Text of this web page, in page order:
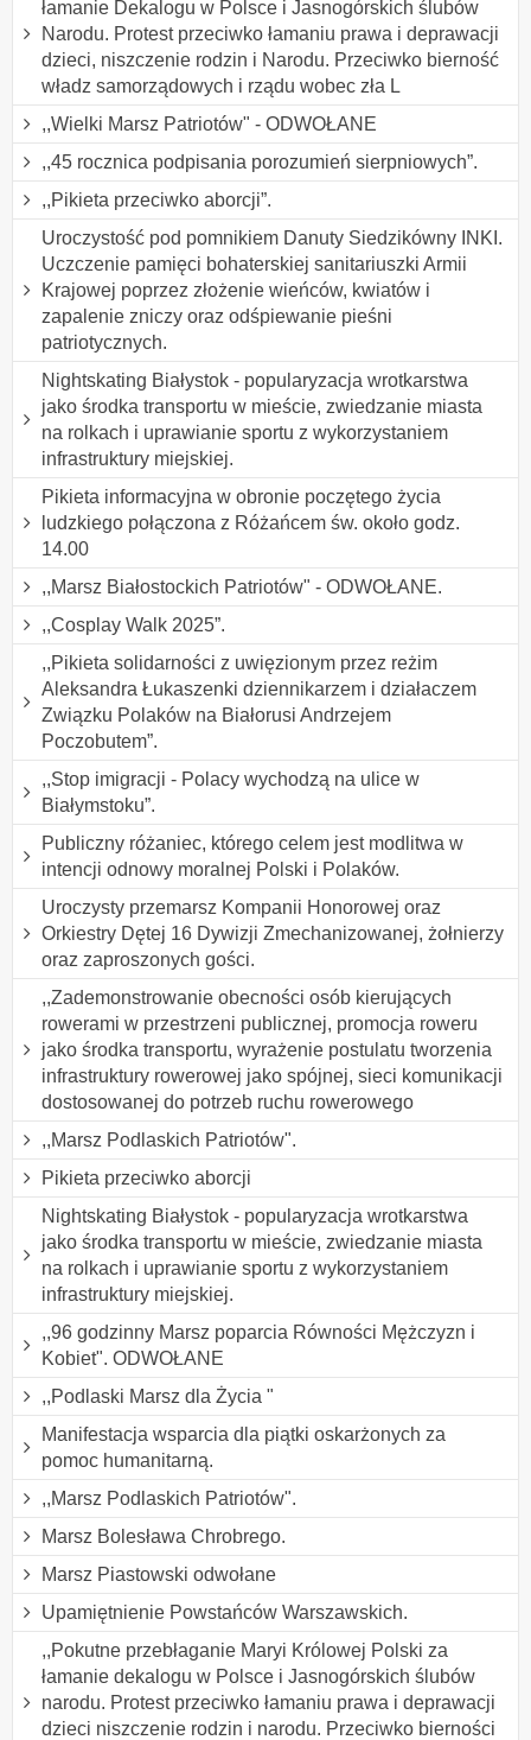
łamanie Dekalogu w Polsce i Jasnogórskich ślubów
Narodu. Protest przeciwko łamaniu prawa i deprawacji
dzieci, niszczenie rodzin i Narodu. Przeciwko bierność
władz samorządowych i rządu wobec zła L
,,Wielki Marsz Patriotów" - ODWOŁANE
,,45 rocznica podpisania porozumień sierpniowych”.
,,Pikieta przeciwko aborcji”.
Uroczystość pod pomnikiem Danuty Siedzikówny INKI.
Uczczenie pamięci bohaterskiej sanitariuszki Armii
Krajowej poprzez złożenie wieńców, kwiatów i
zapalenie zniczy oraz odśpiewanie pieśni
patriotycznych.
Nightskating Białystok - popularyzacja wrotkarstwa
jako środka transportu w mieście, zwiedzanie miasta
na rolkach i uprawianie sportu z wykorzystaniem
infrastruktury miejskiej.
Pikieta informacyjna w obronie poczętego życia
ludzkiego połączona z Różańcem św. około godz.
14.00
,,Marsz Białostockich Patriotów" - ODWOŁANE.
,,Cosplay Walk 2025”.
,,Pikieta solidarności z uwięzionym przez reżim
Aleksandra Łukaszenki dziennikarzem i działaczem
Związku Polaków na Białorusi Andrzejem
Poczobutem”.
,,Stop imigracji - Polacy wychodzą na ulice w
Białymstoku”.
Publiczny różaniec, którego celem jest modlitwa w
intencji odnowy moralnej Polski i Polaków.
Uroczysty przemarsz Kompanii Honorowej oraz
Orkiestry Dętej 16 Dywizji Zmechanizowanej, żołnierzy
oraz zaproszonych gości.
,,Zademonstrowanie obecności osób kierujących
rowerami w przestrzeni publicznej, promocja roweru
jako środka transportu, wyrażenie postulatu tworzenia
infrastruktury rowerowej jako spójnej, sieci komunikacji
dostosowanej do potrzeb ruchu rowerowego
,,Marsz Podlaskich Patriotów".
Pikieta przeciwko aborcji
Nightskating Białystok - popularyzacja wrotkarstwa
jako środka transportu w mieście, zwiedzanie miasta
na rolkach i uprawianie sportu z wykorzystaniem
infrastruktury miejskiej.
,,96 godzinny Marsz poparcia Równości Mężczyzn i
Kobiet". ODWOŁANE
,,Podlaski Marsz dla Życia "
Manifestacja wsparcia dla piątki oskarżonych za
pomoc humanitarną.
,,Marsz Podlaskich Patriotów".
Marsz Bolesława Chrobrego.
Marsz Piastowski odwołane
Upamiętnienie Powstańców Warszawskich.
,,Pokutne przebłaganie Maryi Królowej Polski za
łamanie dekalogu w Polsce i Jasnogórskich ślubów
narodu. Protest przeciwko łamaniu prawa i deprawacji
dzieci niszczenie rodzin i narodu. Przeciwko bierności